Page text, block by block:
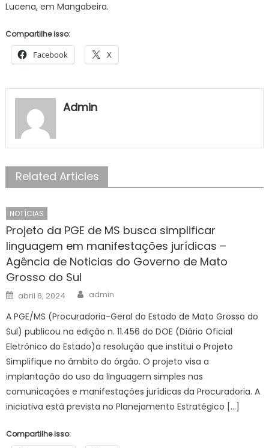
Lucena, em Mangabeira.
Compartilhe isso:
Facebook X
Admin
Related Articles
NOTÍCIAS
Projeto da PGE de MS busca simplificar
linguagem em manifestações jurídicas –
Agência de Noticias do Governo de Mato
Grosso do Sul
Posted
on
abril 6, 2024 Author
admin
A PGE/MS (Procuradoria-Geral do Estado de Mato Grosso do
Sul) publicou na edição n. 11.456 do DOE (Diário Oficial
Eletrônico do Estado)a resolução que institui o Projeto
Simplifique no âmbito do órgão. O projeto visa a
implantação do uso da linguagem simples nas
comunicações e manifestações jurídicas da Procuradoria. A
iniciativa está prevista no Planejamento Estratégico […]
Compartilhe isso: